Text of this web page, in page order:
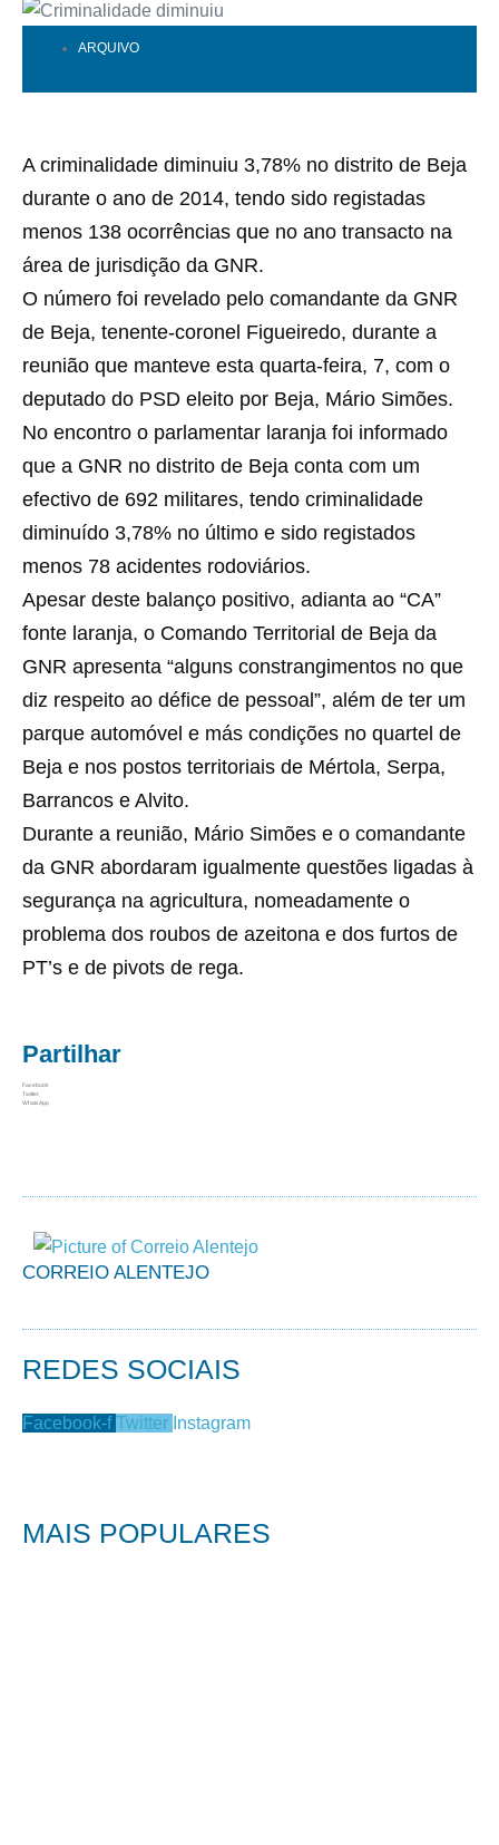
ARQUIVO
A criminalidade diminuiu 3,78% no distrito de Beja
durante o ano de 2014, tendo sido registadas
menos 138 ocorrências que no ano transacto na
área de jurisdição da GNR.
O número foi revelado pelo comandante da GNR
de Beja, tenente-coronel Figueiredo, durante a
reunião que manteve esta quarta-feira, 7, com o
deputado do PSD eleito por Beja, Mário Simões.
No encontro o parlamentar laranja foi informado
que a GNR no distrito de Beja conta com um
efectivo de 692 militares, tendo criminalidade
diminuído 3,78% no último e sido registados
menos 78 acidentes rodoviários.
Apesar deste balanço positivo, adianta ao “CA”
fonte laranja, o Comando Territorial de Beja da
GNR apresenta “alguns constrangimentos no que
diz respeito ao défice de pessoal”, além de ter um
parque automóvel e más condições no quartel de
Beja e nos postos territoriais de Mértola, Serpa,
Barrancos e Alvito.
Durante a reunião, Mário Simões e o comandante
da GNR abordaram igualmente questões ligadas à
segurança na agricultura, nomeadamente o
problema dos roubos de azeitona e dos furtos de
PT’s e de pivots de rega.
Partilhar
Facebook
Twitter
WhatsApp
CORREIO ALENTEJO
REDES SOCIAIS
Facebook-f Twitter Instagram
MAIS POPULARES